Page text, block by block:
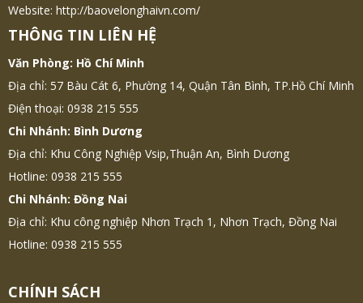
Website: http://baovelonghaivn.com/
THÔNG TIN LIÊN HỆ
Văn Phòng: Hồ Chí Minh
Địa chỉ: 57 Bàu Cát 6, Phường 14, Quận Tân Bình, TP.Hồ Chí Minh
Điện thoại: 0938 215 555
Chi Nhánh: Bình Dương
Địa chỉ: Khu Công Nghiệp Vsip,Thuận An, Bình Dương
Hotline: 0938 215 555
Chi Nhánh: Đồng Nai
Địa chỉ: Khu công nghiệp Nhơn Trạch 1, Nhơn Trạch, Đồng Nai
Hotline: 0938 215 555
CHÍNH SÁCH